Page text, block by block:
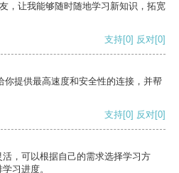
，让我能够随时随地学习新知识，拓宽
支持[0] 反对[0]
提供最高速度和安全性的连接，并帮
支持[0] 反对[0]
，可以根据自己的需求选择学习方
习进度。